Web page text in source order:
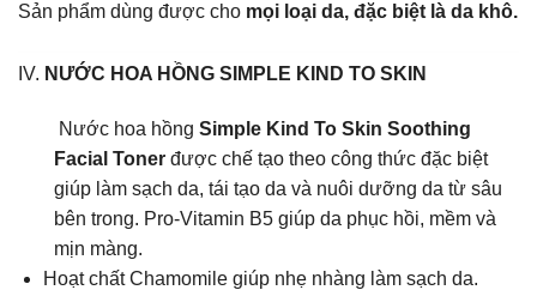
Sản phẩm dùng được cho mọi loại da, đặc biệt là da khô.
IV. NƯỚC HOA HỒNG SIMPLE KIND TO SKIN
Nước hoa hồng Simple Kind To Skin Soothing
Facial Toner được chế tạo theo công thức đặc biệt
giúp làm sạch da, tái tạo da và nuôi dưỡng da từ sâu
bên trong. Pro-Vitamin B5 giúp da phục hồi, mềm và
mịn màng.
Hoạt chất Chamomile giúp nhẹ nhàng làm sạch da.